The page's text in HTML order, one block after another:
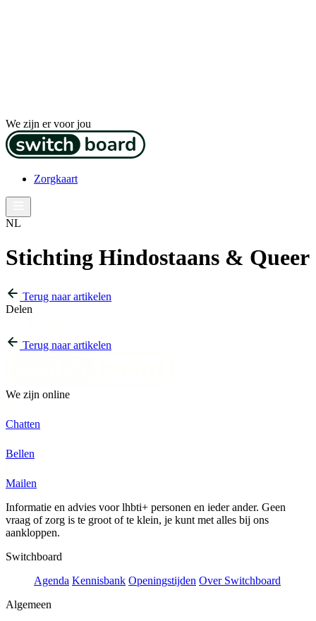
We zijn er voor jou
Zorgkaart
NL
Stichting Hindostaans & Queer
Terug naar artikelen
Delen
Terug naar artikelen
We zijn online
Chatten
Bellen
Mailen
Informatie en advies voor lhbti+ personen en ieder ander. Geen
vraag of zorg is te groot of te klein, je kunt met alles bij ons
aankloppen.
Switchboard
Agenda Kennisbank Openingstijden Over Switchboard
Algemeen